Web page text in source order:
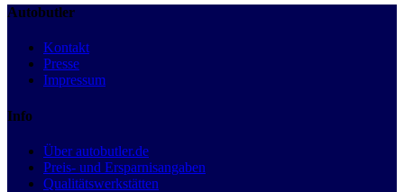
Autobutler
Kontakt
Presse
Impressum
Info
Über autobutler.de
Preis- und Ersparnisangaben
Qualitätswerkstätten